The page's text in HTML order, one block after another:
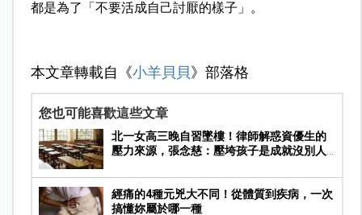
都是為了「不要活成自己討厭的樣子」。
本文章轉載自《小羊貝貝 》部落格
您也可能喜歡這些文章
北一女高三晚自習墜樓！律師解惑資優生的
壓力來源，張念慈：壓垮孩子是成就沒別人
經痛的4種元兇大不同！從體質到疾病，一次
搞懂妳屬於哪一種